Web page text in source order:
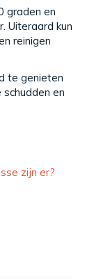
graden en
Uiteraard kun
reinigen
te genieten
en
zijn er?